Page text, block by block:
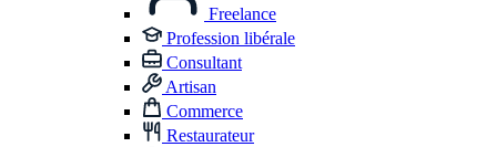
Freelance
Profession libérale
Consultant
Artisan
Commerce
Restaurateur